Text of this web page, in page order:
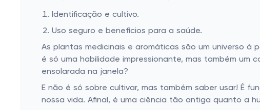
Identificação e cultivo.
Uso seguro e benefícios para a saúde.
As plantas medicinais e aromáticas são um universo
é só uma habilidade impressionante, mas também um
ensolarada na janela?
E não é só sobre cultivar, mas também saber usar! É
nossa vida. Afinal, é uma ciência tão antiga quanto a